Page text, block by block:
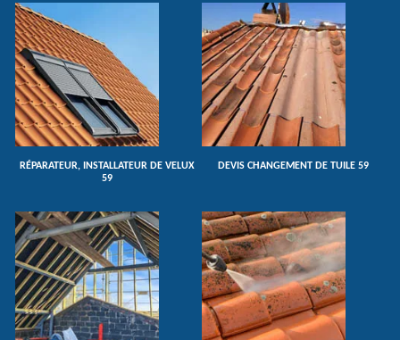
RÉPARATEUR, INSTALLATEUR DE VELUX
59
DEVIS CHANGEMENT DE TUILE 59